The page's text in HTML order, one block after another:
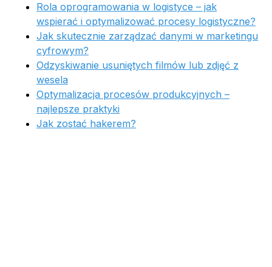
Rola oprogramowania w logistyce – jak
wspierać i optymalizować procesy logistyczne?
Jak skutecznie zarządzać danymi w marketingu
cyfrowym?
Odzyskiwanie usuniętych filmów lub zdjęć z
wesela
Optymalizacja procesów produkcyjnych –
najlepsze praktyki
Jak zostać hakerem?